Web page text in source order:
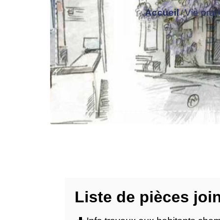
Accueil/Vie
Liste de pièces